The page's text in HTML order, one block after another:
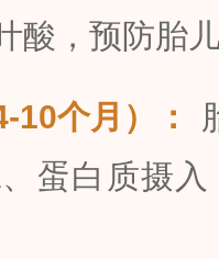
酸，预防胎
10个月）：
蛋白质摄